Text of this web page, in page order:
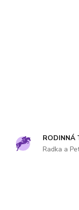
RODINNÁ
Radka a